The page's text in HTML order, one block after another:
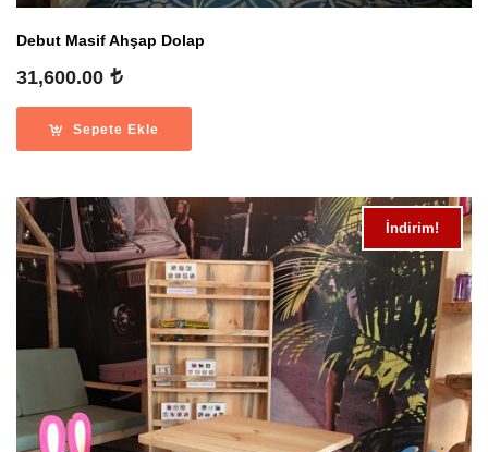
Debut Masif Ahşap Dolap
31,600.00
Sepete Ekle
İndirim!